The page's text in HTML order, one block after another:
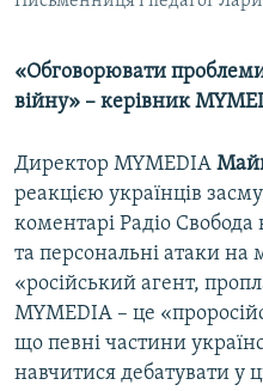
«Обговорювати
війну» – керівник
Директор MYMEDIA
реакцією українців
коментарі Радіо Свобода
та персональні атаки на
«російський агент,
MYMEDIA – це
що певні частини
навчитися дебатувати у